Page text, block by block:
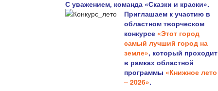
С уважением, команда «Сказки и краски».
Приглашаем к участию в
областном творческом
конкурсе «Этот город
самый лучший город на
земле», который проходит
в рамках областной
программы «Книжное лето
– 2026».